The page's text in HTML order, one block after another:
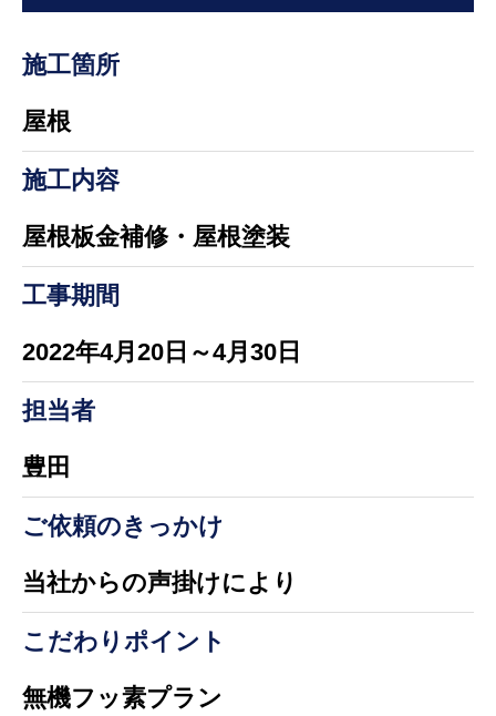
施工箇所
屋根
施工内容
屋根板金補修・屋根塗装
工事期間
2022年4月20日～4月30日
担当者
豊田
ご依頼のきっかけ
当社からの声掛けにより
こだわりポイント
無機フッ素プラン